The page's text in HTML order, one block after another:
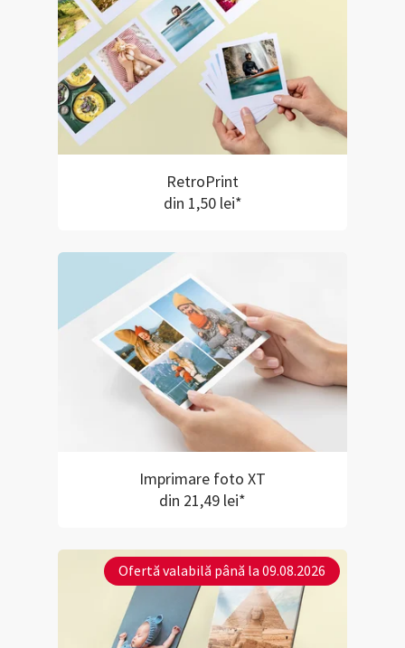
RetroPrint
din 1,50 lei*
Imprimare foto XT
din 21,49 lei*
Ofertă valabilă până la 09.08.2026